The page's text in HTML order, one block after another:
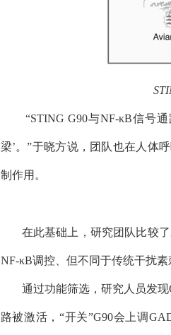
“STING G90与NF-κB信号
梁’。”于晓方说，团队也在人体
制作用。
在此基础上，研究团队比较
NF-κB调控、但不同于传统干扰素
通过功能筛选，研究人员发现
路被激活，“开关”G90会上调